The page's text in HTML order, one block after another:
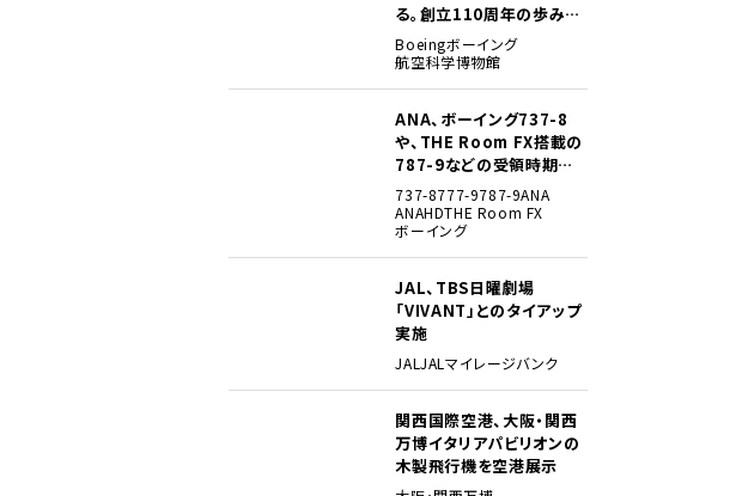
る。創立110周年の歩みを
貴重な資料でたどる
Boeingボーイング
航空科学博物館
ANA、ボーイング737-8
や、THE Room FX搭載の
787-9などの受領時期見
込みを明らかに
737-8777-9787-9ANA
ANAHDTHE Room FX
ボーイング
JAL、TBS日曜劇場
「VIVANT」とのタイアップ
実施
JALJALマイレージバンク
関西国際空港、大阪・関西
万博イタリアパビリオンの
木製飛行機を空港展示